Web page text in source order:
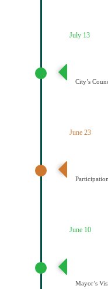
July 13
City’s
June 23
June 10
Mayor’s